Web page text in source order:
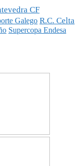
CF
Galego R.C. Celta
Supercopa Endesa